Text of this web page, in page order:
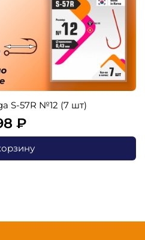
S-57R №12 (7 шт)
₽